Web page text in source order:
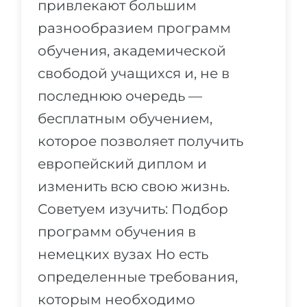
Города
ПРОФЕССИИ
Профессии
Специальности
Примеры вакансий
КАРЬЕРНОЕ ОРИЕНТИРОВАНИЕ
Тест Карта Интересов
Тест RIASEC
Успехна
100%
ПОСТУПАЕМ НА...
Медицина
Инженерия
Физика
Менеджмент
Другая специальность
Россия
Украина
Казахстан
Азербайджан
Армения
привлекают большим
разнообразием программ
обучения, академической
свободой учащихся и, не в
последнюю очередь —
бесплатным обучением,
которое позволяет получить
европейский диплом и
изменить всю свою жизнь.
Советуем изучить: Подбор
программ обучения в
немецких вузах Но есть
определенные требования,
которым необходимо